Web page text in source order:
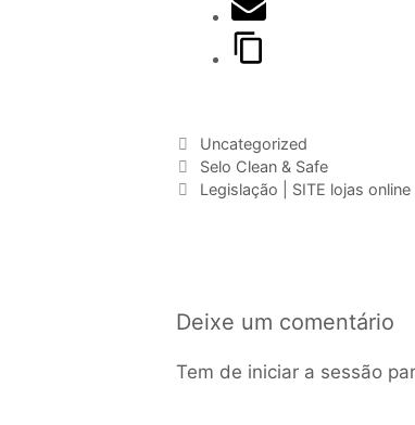
Uncategorized
Selo Clean & Safe
Legislação | SITE lojas online
Deixe um comentário
Tem de iniciar a sessão